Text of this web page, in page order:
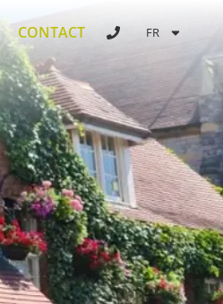
CONTACT FR